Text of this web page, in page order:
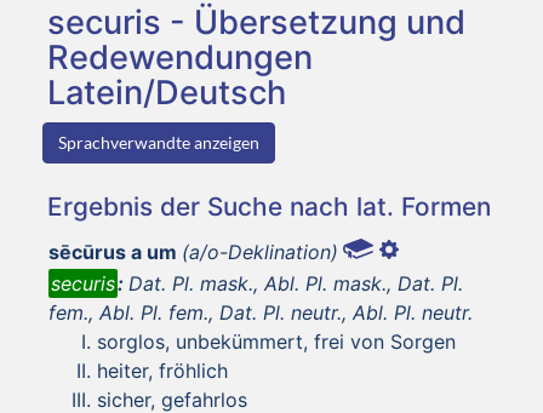
securis - Übersetzung und
Redewendungen
Latein/Deutsch
Sprachverwandte anzeigen
Ergebnis der Suche nach lat. Formen
sēcūrus a um (a/o-Deklination)
securis: Dat. Pl. mask., Abl. Pl. mask., Dat. Pl.
fem., Abl. Pl. fem., Dat. Pl. neutr., Abl. Pl. neutr.
sorglos, unbekümmert, frei von Sorgen
heiter, fröhlich
sicher, gefahrlos